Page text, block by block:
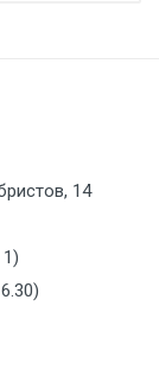
цвет
с
стали
14